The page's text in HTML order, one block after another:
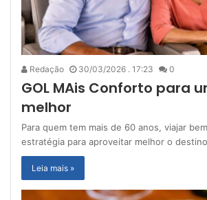
Redação 30/03/2026 . 17:23 0
GOL MAis Conforto para
melhor
Para quem tem mais de 60 anos, viajar
estratégia para aproveitar melhor o
Leia mais »